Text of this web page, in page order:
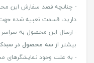
- چنانچه قصد سفارش این
دارید، قسمت تعبیه شده
- ارسال این محصول به
بیشتر از سه محصول در
- به علت وجود نمایشگرهای